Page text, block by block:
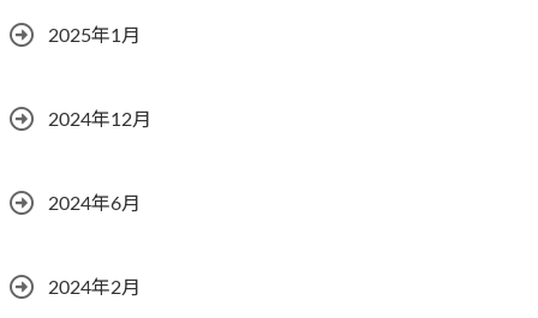
2025年1月
2024年12月
2024年6月
2024年2月